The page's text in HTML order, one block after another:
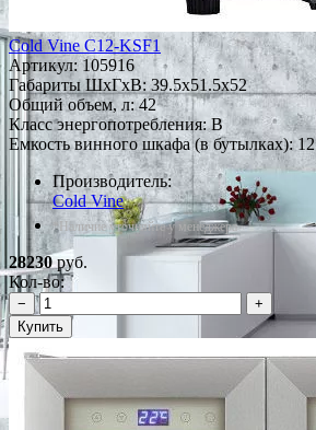
Cold Vine C12-KSF1
Артикул:105916
Габариты ШxГxВ: 39.5x51.5x52
Общий объем, л: 42
Класс энергопотребления: B
Емкость винного шкафа (в бутылках): 12
Производитель:
Cold Vine
*Наличие уточняйте у менеджера
28230руб.
Кол-во:
−
+
Купить